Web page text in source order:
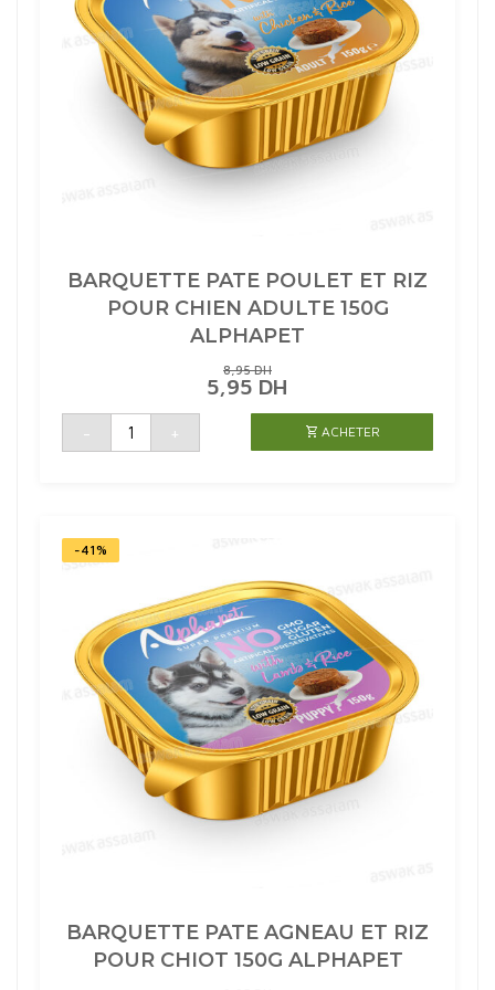
BARQUETTE PATE POULET ET RIZ
POUR CHIEN ADULTE 150G
ALPHAPET
8,95DH
LE
PRIX
INITIAL
8,95 DH.
5,95 DH
ACTUEL
EST :
5,95 DH.
-
quantité
BARQUETTE
150G
+ ACHETER
-41%
BARQUETTE PATE AGNEAU ET RIZ
POUR CHIOT 150G ALPHAPET